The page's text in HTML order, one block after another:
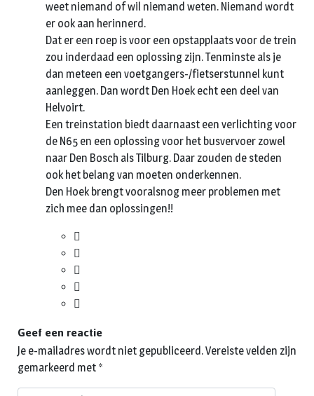
weet niemand of wil niemand weten. Niemand wordt
er ook aan herinnerd.
Dat er een roep is voor een opstapplaats voor de trein
zou inderdaad een oplossing zijn. Tenminste als je
dan meteen een voetgangers-/fietserstunnel kunt
aanleggen. Dan wordt Den Hoek echt een deel van
Helvoirt.
Een treinstation biedt daarnaast een verlichting voor
de N65 en een oplossing voor het busvervoer zowel
naar Den Bosch als Tilburg. Daar zouden de steden
ook het belang van moeten onderkennen.
Den Hoek brengt vooralsnog meer problemen met
zich mee dan oplossingen!!
Geef een reactie
Je e-mailadres wordt niet gepubliceerd.Vereiste velden zijn
gemarkeerd met *